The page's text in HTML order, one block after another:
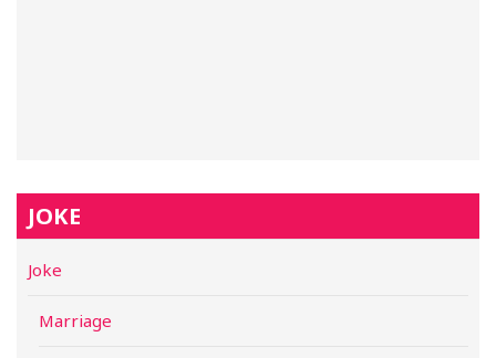
JOKE
Joke
Marriage